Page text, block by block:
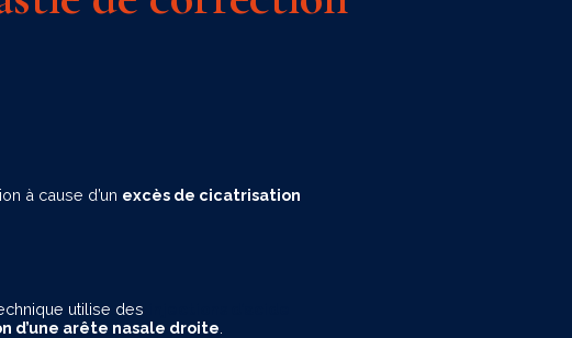
à cause d’un excès de cicatrisation
utilise des
d’une arête nasale droite